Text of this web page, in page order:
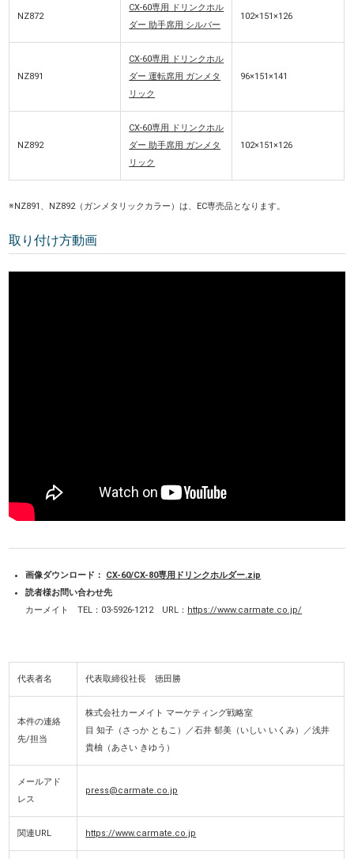
NZ872
CX-60専用 ドリンクホル
ダー 助手席用 シルバー
102×151×126
NZ891
CX-60専用 ドリンクホル
ダー 運転席用 ガンメタ
リック
96×151×141
NZ892
CX-60専用 ドリンクホル
ダー 助手席用 ガンメタ
リック
102×151×126
※NZ891、NZ892（ガンメタリックカラー）は、EC専売品となります。
取り付け方動画
画像ダウンロード：
CX-60/CX-80専用ドリンクホルダー.zip
読者様お問い合わせ先
カーメイト TEL：03-5926-1212 URL： https://www.carmate.co.jp/
代表者名 代表取締役社長 徳田勝
本件の連絡
先/担当
株式会社カーメイト マーケティング戦略室
目 知子（さっか ともこ）／石井 郁美（いしい いくみ）／浅井
貴柚（あさい きゆう）
メールアド
レス
press@carmate.co.jp
関連URL https://www.carmate.co.jp